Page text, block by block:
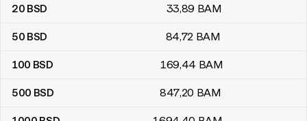
20 BSD 33,89 BAM
50 BSD 84,72 BAM
100 BSD 169,44 BAM
500 BSD 847,20 BAM